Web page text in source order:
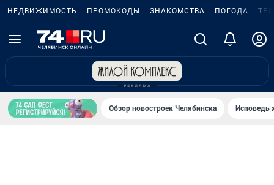
НЕДВИЖИМОСТЬ ПРОМОКОДЫ ЗНАКОМСТВА ПОГОДА
Обзор новостроек Челябинска Исповедь